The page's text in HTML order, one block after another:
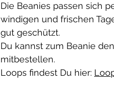
Die Beanies passen sich
windigen und frischen
gut geschützt.
Du kannst zum Beanie
mitbestellen.
Loops findest Du hier: